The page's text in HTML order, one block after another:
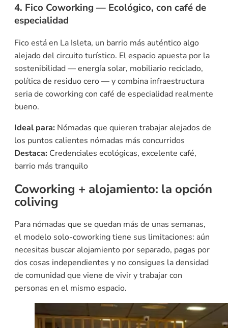
4. Fico Coworking — Ecológico, con café de
especialidad
Fico está en La Isleta, un barrio más auténtico algo
alejado del circuito turístico. El espacio apuesta por la
sostenibilidad — energía solar, mobiliario reciclado,
política de residuo cero — y combina infraestructura
seria de coworking con café de especialidad realmente
bueno.
Ideal para: Nómadas que quieren trabajar alejados de
los puntos calientes nómadas más concurridos
Destaca: Credenciales ecológicas, excelente café,
barrio más tranquilo
Coworking + alojamiento: la opción
coliving
Para nómadas que se quedan más de unas semanas,
el modelo solo-coworking tiene sus limitaciones: aún
necesitas buscar alojamiento por separado, pagas por
dos cosas independientes y no consigues la densidad
de comunidad que viene de vivir y trabajar con
personas en el mismo espacio.